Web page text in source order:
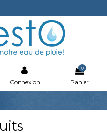
Connexion
0
Panier